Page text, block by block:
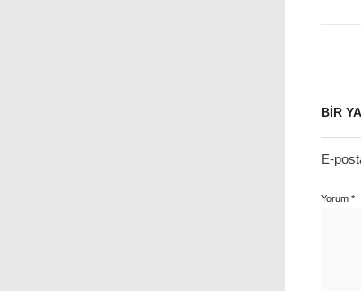
BIR
E-
Yorum *